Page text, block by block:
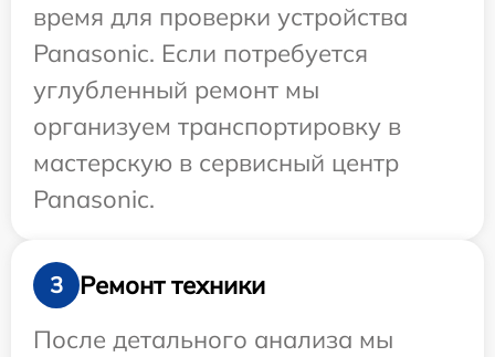
время для проверки устройства
Panasonic. Если потребуется
углубленный ремонт мы
организуем транспортировку в
мастерскую в сервисный центр
Panasonic.
3
Ремонт техники
После детального анализа мы